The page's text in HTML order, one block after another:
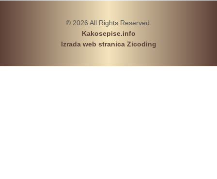
© 2026 All Rights Reserved.
Kakosepise.info
Izrada web stranica Zicoding